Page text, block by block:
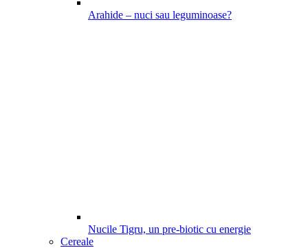
Arahide – nuci sau leguminoase?
Nucile Tigru, un pre-biotic cu energie
Cereale